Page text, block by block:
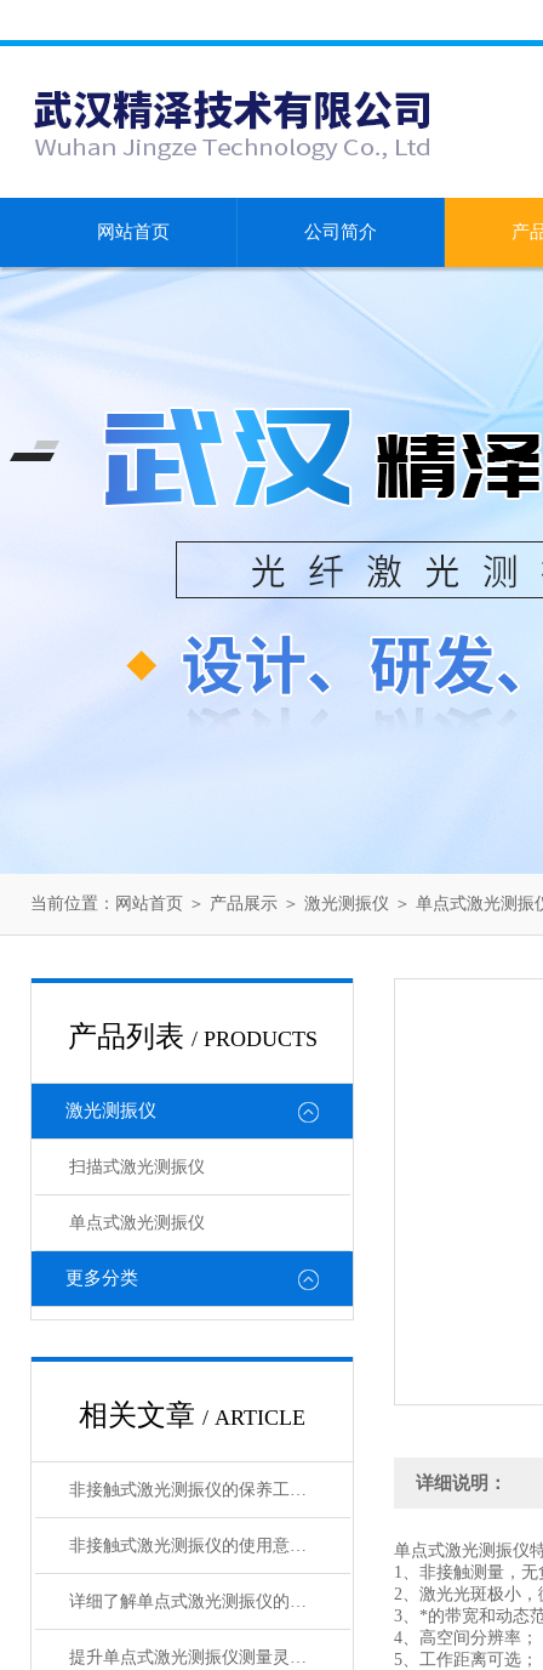
网站首页 公司简介 产
当前位置： 网站首页 ＞ 产品展示 ＞ 激光测振仪 ＞ 单点式激光测振
产品列表 / PRODUCTS
激光测振仪
扫描式激光测振仪
单点式激光测振仪
更多分类
相关文章 / ARTICLE
非接触式激光测振仪的保养工作指南
非接触式激光测振仪的使用意义与应用
详细了解单点式激光测振仪的操作要点
提升单点式激光测振仪测量灵敏度的策略
详细说明：
单点式激光测振仪
1、非接触测量，无
2、激光光斑极小，
3、*的带宽和动态
4、高空间分辨率；
5、工作距离可选；